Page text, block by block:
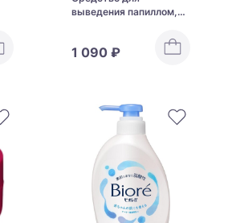
выведения папиллом,
1 090 ₽